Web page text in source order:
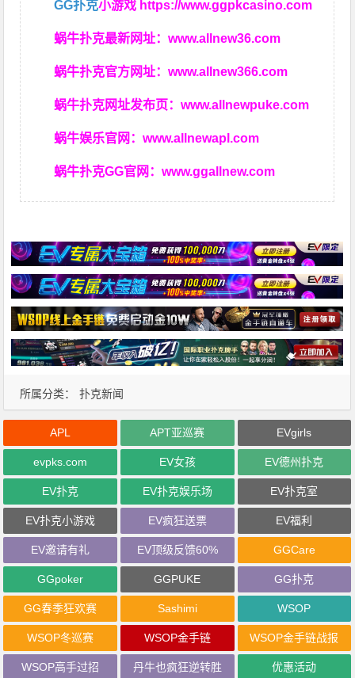
GG扑克小游戏 https://www.ggpkcasino.com
蜗牛扑克最新网址：www.allnew36.com
蜗牛扑克官方网址：www.allnew366.com
蜗牛扑克网址发布页：www.allnewpuke.com
蜗牛娱乐官网：www.allnewapl.com
蜗牛扑克GG官网：www.ggallnew.com
所属分类： 扑克新闻
APL APT亚巡赛 EVgirls
evpks.com EV女孩 EV德州扑克
EV扑克 EV扑克娱乐场 EV扑克室
EV扑克小游戏 EV疯狂送票 EV福利
EV邀请有礼 EV顶级反馈60% GGCare
GGpoker GGPUKE GG扑克
GG春季狂欢赛 Sashimi WSOP
WSOP冬巡赛 WSOP金手链 WSOP金手链战报
WSOP高手过招 丹牛也疯狂逆转胜 优惠活动